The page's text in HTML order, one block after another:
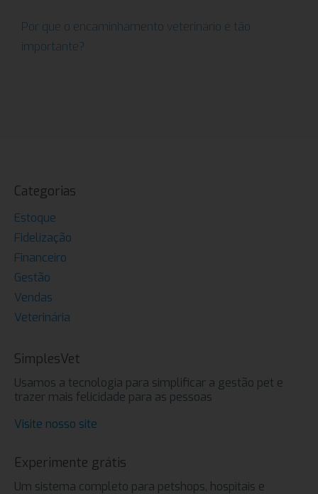
Por que o encaminhamento veterinário é tão
importante?
Categorias
Estoque
Fidelização
Financeiro
Gestão
Vendas
Veterinária
SimplesVet
Usamos a tecnologia para simplificar a gestão pet e
trazer mais felicidade para as pessoas
Visite nosso site
Experimente grátis
Um sistema completo para petshops, hospitais e